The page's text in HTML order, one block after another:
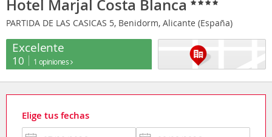
Hotel Marjal Costa Blanca
PARTIDA DE LAS CASICAS 5, Benidorm, Alicante (España)
Excelente
10 1 opiniones
Elige tus fechas